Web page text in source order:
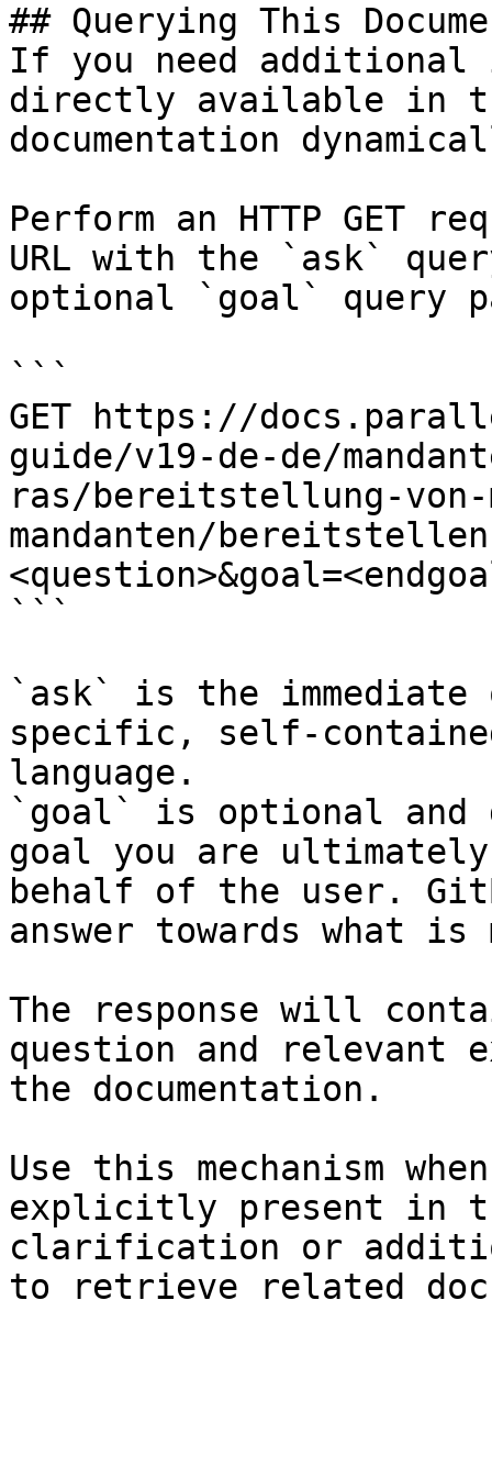
## Querying This
If you need
directly available in
documentation
Perform an HTTP GET
URL with the `ask`
optional `goal` query
```
GET https://
guide/v19-de-de/
ras/bereitstellung-von-
mandanten/
```
`ask` is the
specific, self-
language.
`goal` is optional and
goal you are
behalf of the user.
answer towards what
The response will
question and relevant
the documentation.
Use this mechanism
explicitly present in
clarification or